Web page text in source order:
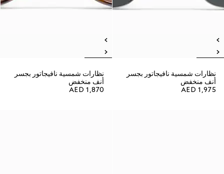
نظارات شمسية نافيجاتور بجسر
أنف منخفض
AED 1,975
نظارات شمسية نافيجاتور بجسر
أنف منخفض
AED 1,870